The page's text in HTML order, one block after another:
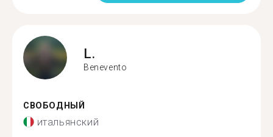
L.
Benevento
СВОБОДНЫЙ
итальянский